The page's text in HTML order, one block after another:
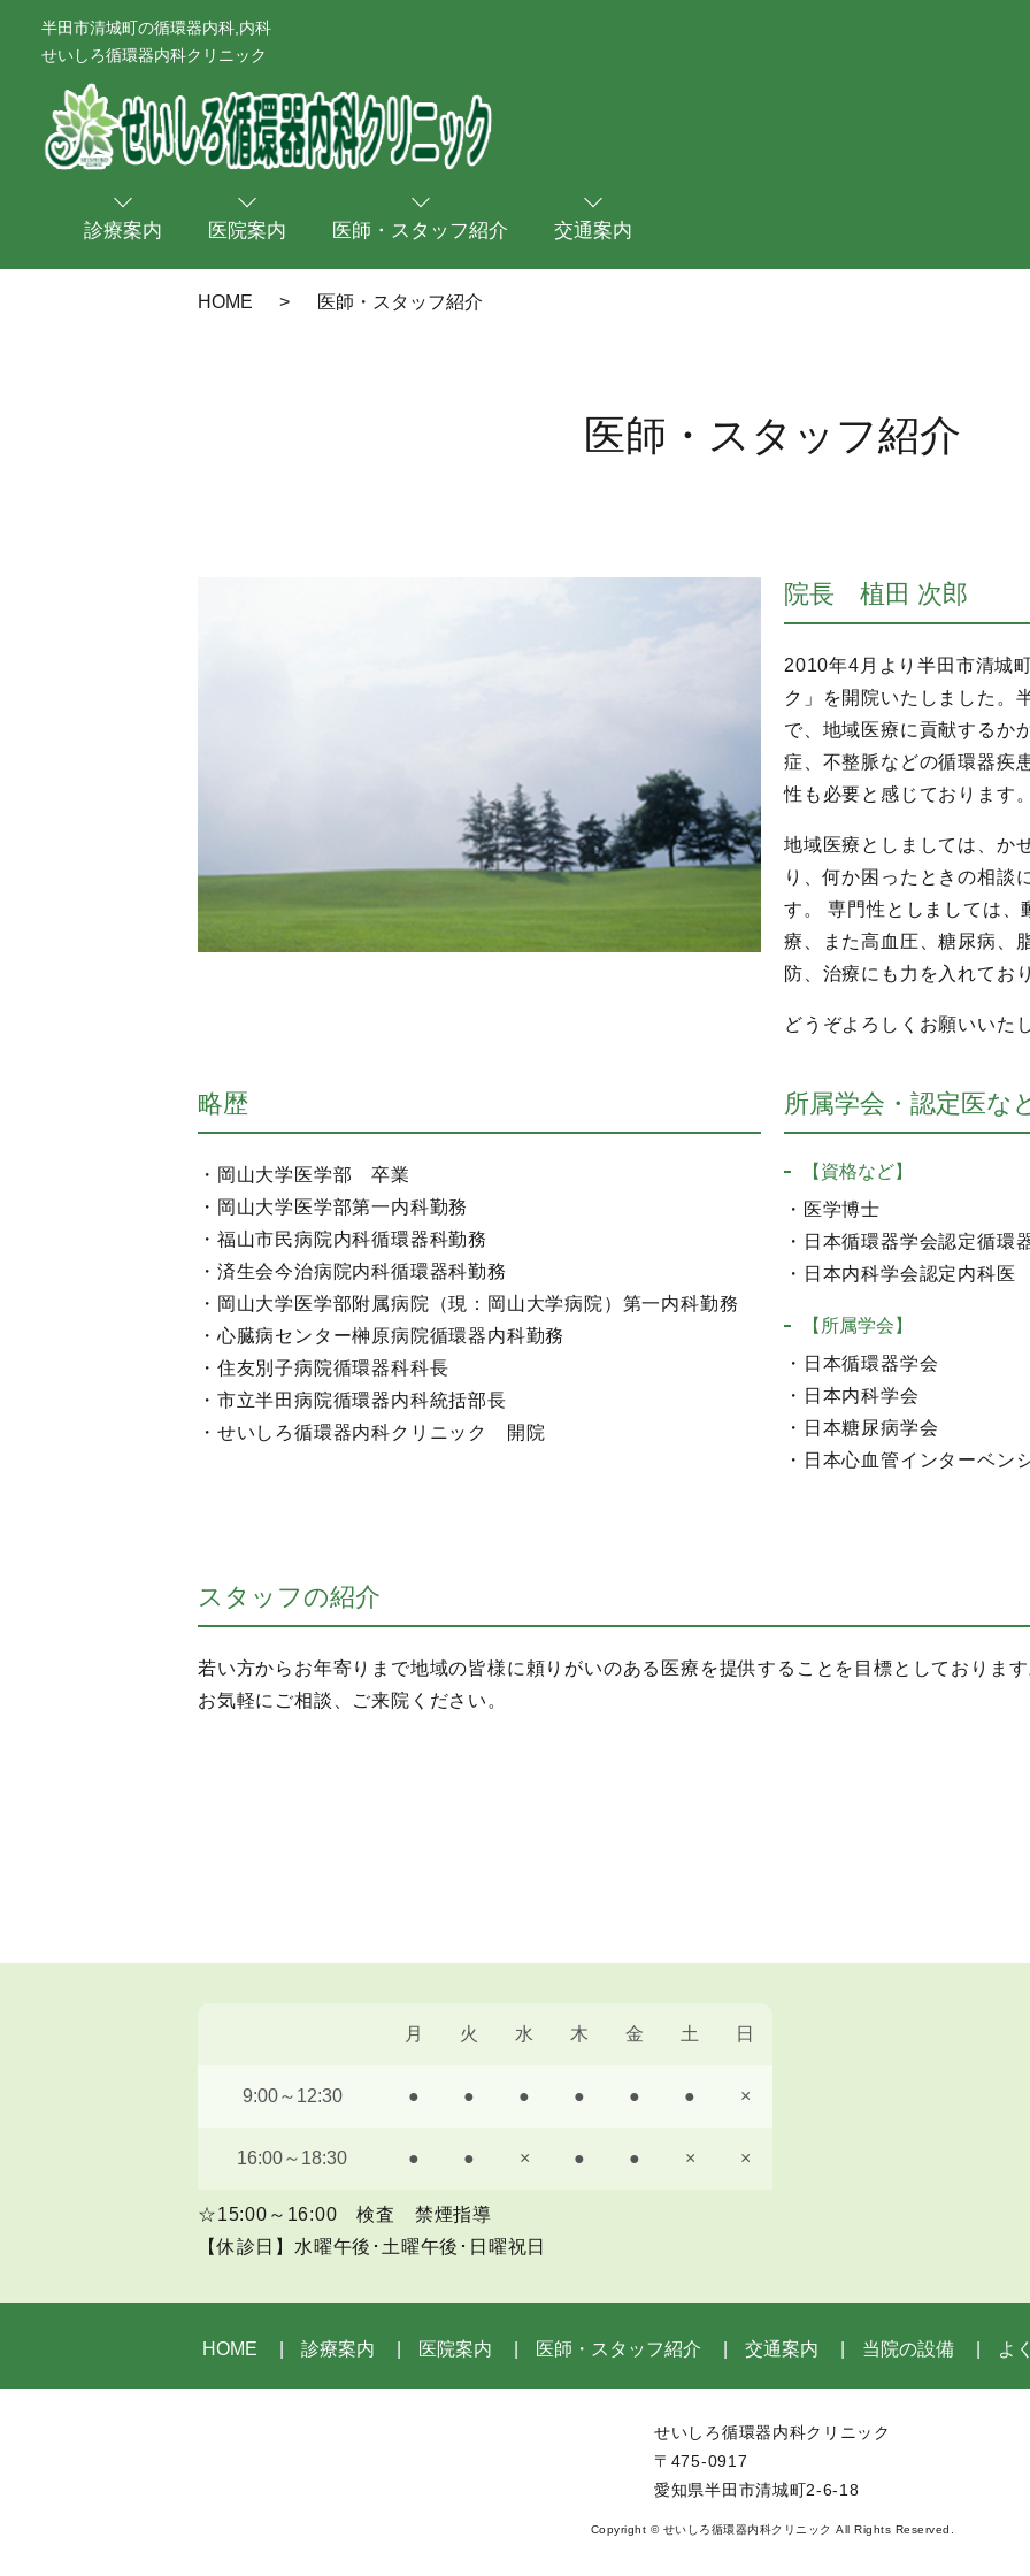
半田市清城町の循環器内科,内科
せいしろ循環器内科クリニック
診療案内 医院案内 医師・スタッフ紹介 交通案内
HOME 医師・スタッフ紹介
医師・スタッフ紹介
院長 植田 次郎
2010年4月より半田市清城
ク」を開院いたしました。
で、地域医療に貢献するか
症、不整脈などの循環器疾
性も必要と感じております
地域医療としましては、か
り、何か困ったときの相談
す。 専門性としましては、
療、また高血圧、糖尿病、
防、治療にも力を入れてお
どうぞよろしくお願いいた
略歴
・岡山大学医学部 卒業
・岡山大学医学部第一内科勤務
・福山市民病院内科循環器科勤務
・済生会今治病院内科循環器科勤務
・岡山大学医学部附属病院（現：岡山大学病院）第一内科勤務
・心臓病センター榊原病院循環器内科勤務
・住友別子病院循環器科科長
・市立半田病院循環器内科統括部長
・せいしろ循環器内科クリニック 開院
所属学会・認定医な
【資格など】
・医学博士
・日本循環器学会認定循環
・日本内科学会認定内科医
【所属学会】
・日本循環器学会
・日本内科学会
・日本糖尿病学会
・日本心血管インターベン
スタッフの紹介
若い方からお年寄りまで地域の皆様に頼りがいのある医療を提供することを目標としておりま
お気軽にご相談、ご来院ください。
月 火 水 木 金 土 日
9:00～12:30 ● ● ● ● ● ● ×
16:00～18:30 ● ● × ● ● × ×
☆15:00～16:00 検査 禁煙指導
【休診日】水曜午後･土曜午後･日曜祝日
HOME 診療案内 医院案内 医師・スタッフ紹介 交通案内 当院の設備 よ
せいしろ循環器内科クリニック
〒475-0917
愛知県半田市清城町2-6-18
Copyright © せいしろ循環器内科クリニック All Rights Reserved.